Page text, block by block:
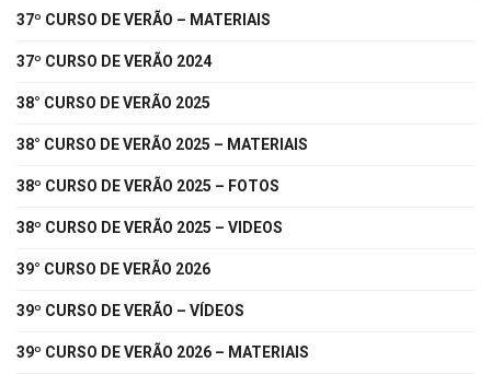
37º CURSO DE VERÃO – MATERIAIS
37º CURSO DE VERÃO 2024
38° CURSO DE VERÃO 2025
38° CURSO DE VERÃO 2025 – MATERIAIS
38º CURSO DE VERÃO 2025 – FOTOS
38º CURSO DE VERÃO 2025 – VIDEOS
39° CURSO DE VERÃO 2026
39º CURSO DE VERÃO – VÍDEOS
39º CURSO DE VERÃO 2026 – MATERIAIS